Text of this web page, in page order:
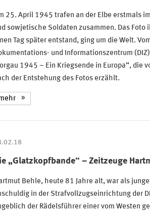
25. April 1945 trafen an der Elbe erstmals
sowjetische Soldaten zusammen. Das Foto
Tag später entstand, ging um die Welt.
und Informationszentrum
1945 – Ein Kriegsende in Europa“, die
der Entstehung des Fotos erzählt.
„Glatzkopfbande“ – Zeitzeuge
Behle, heute 81 Jahre alt, war als
in der Strafvollzugseinrichtung der
der Rädelsführer einer vom Westen